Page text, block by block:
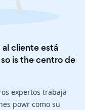
cliente está
is thecentro de
expertos trabaja
powr como su